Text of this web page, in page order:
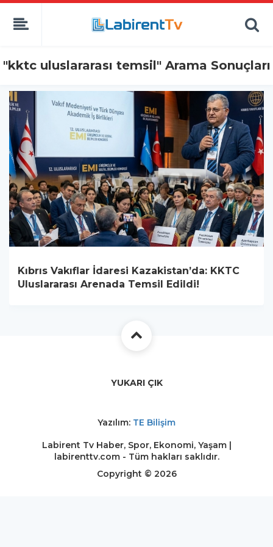
"kktc uluslararası temsil" Arama Sonuçları
Kıbrıs Vakıflar İdaresi Kazakistan’da: KKTC
Uluslararası Arenada Temsil Edildi!
YUKARI ÇIK
Yazılım: TE Bilişim
Labirent Tv Haber, Spor, Ekonomi, Yaşam |
labirenttv.com - Tüm hakları saklıdır.
Copyright © 2026